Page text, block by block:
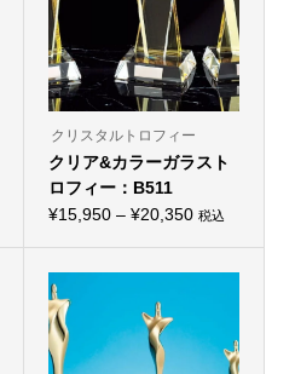
クリスタルトロフィー
クリア&カラーガラスト
ロフィー：B511
¥15,950 – ¥20,350価
¥20,350
税込
の
品
に
は
複
数
の